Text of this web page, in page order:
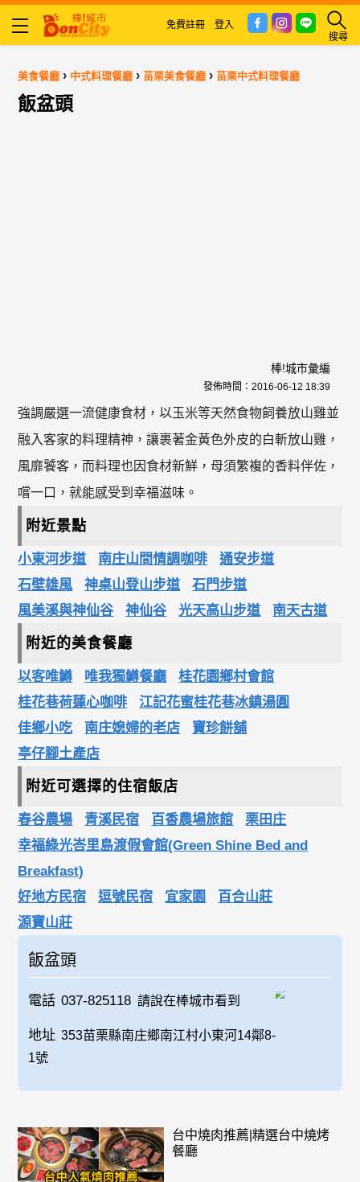
搜尋
免費註冊 登入
美食餐廳 › 中式料理餐廳 ›苗栗美食餐廳 ›苗栗中式料理餐廳
飯盆頭
棒!城市彙編
發佈時間： 2016-06-12 18:39
強調嚴選一流健康食材，以玉米等天然食物飼養放山雞並
融入客家的料理精神，讓裹著金黃色外皮的白斬放山雞，
風靡饕客，而料理也因食材新鮮，母須繁複的香料伴佐，
嚐一口，就能感受到幸福滋味。
附近景點
小東河步道 南庄山間情調咖啡
通安步道
石壁雄風
神桌山登山步道
石門步道
風美溪與神仙谷
神仙谷 光天高山步道 南天古道
附近的美食餐廳
以客唯鱒 唯我獨鱒餐廳
桂花園鄉村會館
桂花巷荷蓮心咖啡
江記花蜜桂花巷冰鎮湯圓
佳鄉小吃
南庄媳婦的老店
寶珍餅舖
亭仔腳土產店
附近可選擇的住宿飯店
春谷農場 青溪民宿 百香農場旅館
栗田庄
幸福綠光峇里島渡假會館(Green Shine Bed and
Breakfast)
好地方民宿
逗號民宿 宜家園
百合山莊
源寶山莊
飯盆頭
電話 037-825118 請說在棒城市看到
地址 353苗栗縣南庄鄉南江村小東河14鄰8-
1號
台中燒肉推薦|精選台中燒烤
餐廳